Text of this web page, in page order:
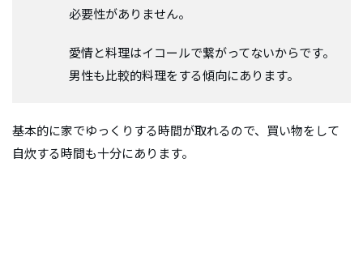
必要性がありません。
愛情と料理はイコールで繋がってないからです。
男性も比較的料理をする傾向にあります。
基本的に家でゆっくりする時間が取れるので、買い物をして
自炊する時間も十分にあります。